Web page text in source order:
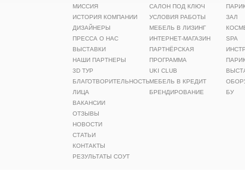
МИССИЯ
ИСТОРИЯ КОМПАНИИ
ДИЗАЙНЕРЫ
ПРЕССА О НАС
ВЫСТАВКИ
НАШИ ПАРТНЕРЫ
3D ТУР
БЛАГОТВОРИТЕЛЬНОСТЬ
ЛИЦА
ВАКАНСИИ
ОТЗЫВЫ
НОВОСТИ
СТАТЬИ
КОНТАКТЫ
РЕЗУЛЬТАТЫ СОУТ
САЛОН ПОД КЛЮЧ
УСЛОВИЯ РАБОТЫ
МЕБЕЛЬ В ЛИЗИНГ
ИНТЕРНЕТ-МАГАЗИН
ПАРТНЁРСКАЯ
ПРОГРАММА
UKI CLUB
МЕБЕЛЬ В КРЕДИТ
БРЕНДИРОВАНИЕ
ЗАЛ
SPA
БУ